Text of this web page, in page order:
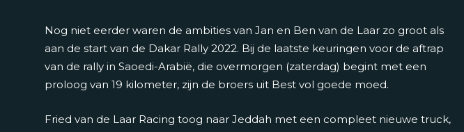
Nog niet eerder waren de ambities van Jan en Ben van de Laar zo groot als
aan de start van de Dakar Rally 2022. Bij de laatste keuringen voor de aftrap
van de rally in Saoedi-Arabië, die overmorgen (zaterdag) begint met een
proloog van 19 kilometer, zijn de broers uit Best vol goede moed.
Fried van de Laar Racing toog naar Jeddah met een compleet nieuwe truck,